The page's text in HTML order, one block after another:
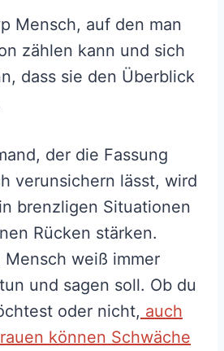
Mensch, auf den man
zählen kann und sich
dass sie den Überblick
der die Fassung
verunsichern lässt, wird
brenzligen Situationen
Rücken stärken.
Mensch weiß immer
und sagen soll. Ob du
oder nicht, auch
können Schwäche